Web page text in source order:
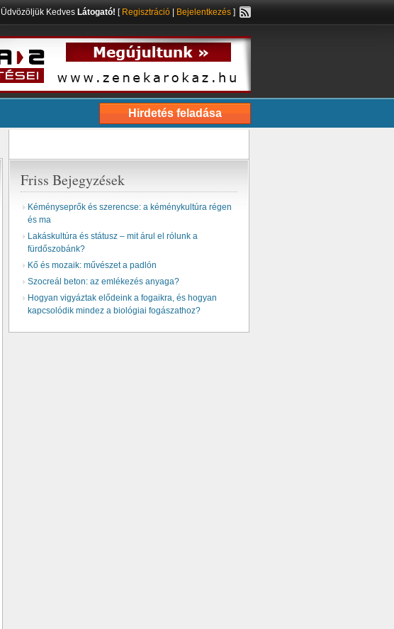
Üdvözöljük Kedves Látogató! [ Regisztráció Bejelentkezés ]
Hirdetés feladása
Friss Bejegyzések
Kéményseprők és szerencse: a kéménykultúra régen
és ma
Lakáskultúra és státusz – mit árul el rólunk a
fürdőszobánk?
Kő és mozaik: művészet a padlón
Szocreál beton: az emlékezés anyaga?
Hogyan vigyáztak elődeink a fogaikra, és hogyan
kapcsolódik mindez a biológiai fogászathoz?